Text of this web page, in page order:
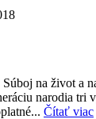
na život a
narodia tri
Čítať viac